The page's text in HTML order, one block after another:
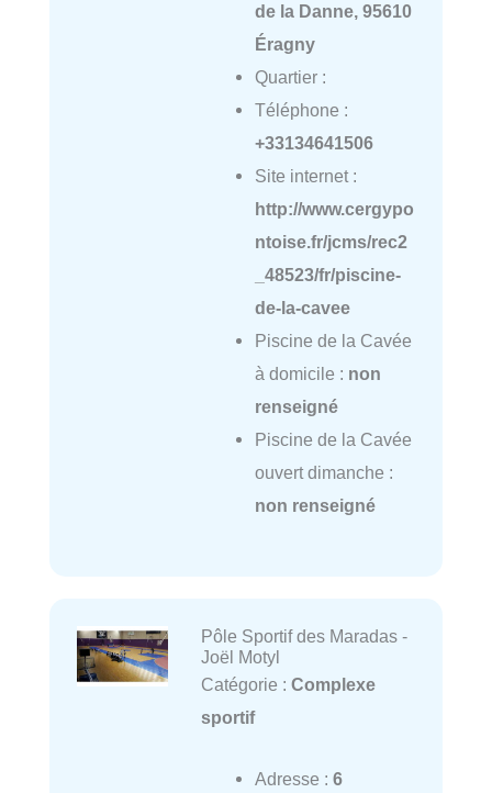
de la Danne, 95610
Éragny
Quartier :
Téléphone :
+33134641506
Site internet :
http://www.cergypo
ntoise.fr/jcms/rec2
_48523/fr/piscine-
de-la-cavee
Piscine de la Cavée
à domicile : non
renseigné
Piscine de la Cavée
ouvert dimanche :
non renseigné
Pôle Sportif des Maradas -
Joël Motyl
Catégorie : Complexe
sportif
Adresse : 6